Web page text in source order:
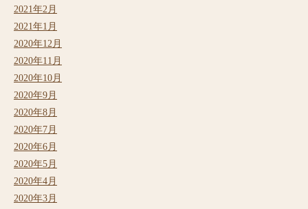
2021年2月
2021年1月
2020年12月
2020年11月
2020年10月
2020年9月
2020年8月
2020年7月
2020年6月
2020年5月
2020年4月
2020年3月